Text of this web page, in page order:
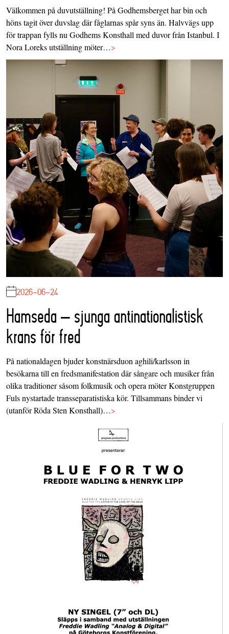
Välkommen på duvutställning! På Godhemsberget har bin och
höns tagit över duvslag där fåglarnas spår syns än. Halvvägs upp
för trappan fylls nu Godhems Konsthall med duvor från Istanbul. I
Nora Loreks utställning möter…>
2026-06-24
Hamseda – sjunga antinationalistisk
krans för fred
På nationaldagen bjuder konstnärsduon aghili/karlsson in
besökarna till en fredsmanifestation där sångare och musiker från
olika traditioner såsom folkmusik och opera möter Konstgruppen
Fuls nystartade transseparatistiska kör. Tillsammans binder vi
(utanför Röda Sten Konsthall)…>